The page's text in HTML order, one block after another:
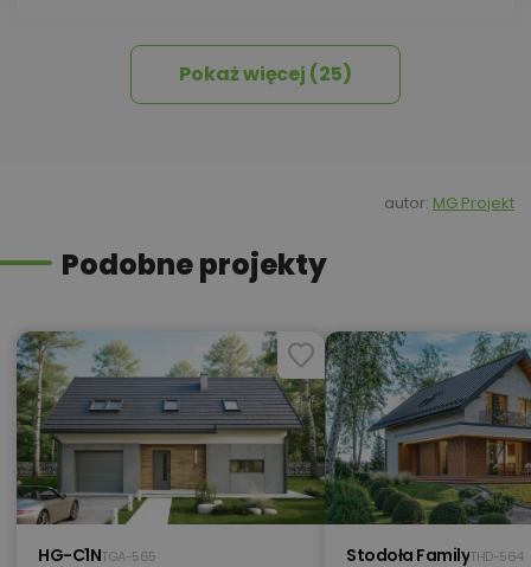
Kominek z DGP
800,00 zł
Pakiet instalacja fotowoltaiczna 550,00 zł
Pakiet instalacja solarna 550,00 zł
Pokaż więcej (25)
autor: MG Projekt
Podobne projekty
HG-C1NTGA-565 Stodoła FamilyTHD-564